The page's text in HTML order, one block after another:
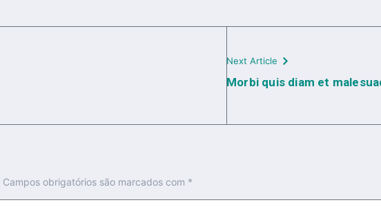
Next Article
Morbi quis diam et
Campos obrigatórios são marcados com *